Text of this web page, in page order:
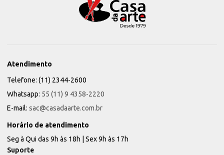
Atendimento
Telefone: (11) 2344-2600
Whatsapp: 55 (11) 9 4358-2220
E-mail: sac@casadaarte.com.br
Horário de atendimento
Seg à Qui das 9h às 18h | Sex 9h às 17h
Suporte